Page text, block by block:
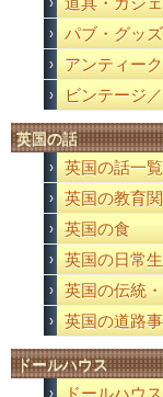
パブ・グッズ
アンティー
ビンテージ
英国の話
英国の話一覧
英国の教育
英国の食
英国の日常
英国の伝統
英国の道路
ドールハウス